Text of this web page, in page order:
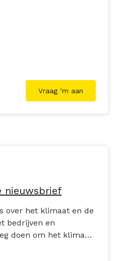
Vraag ‘m aan
nieuwsbrief
over het klimaat en de
bedrijven en
doen om het klimaat